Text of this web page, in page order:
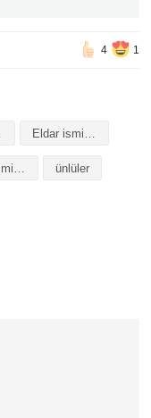
4 1
Eldar isminin numerolojisi ünlüler